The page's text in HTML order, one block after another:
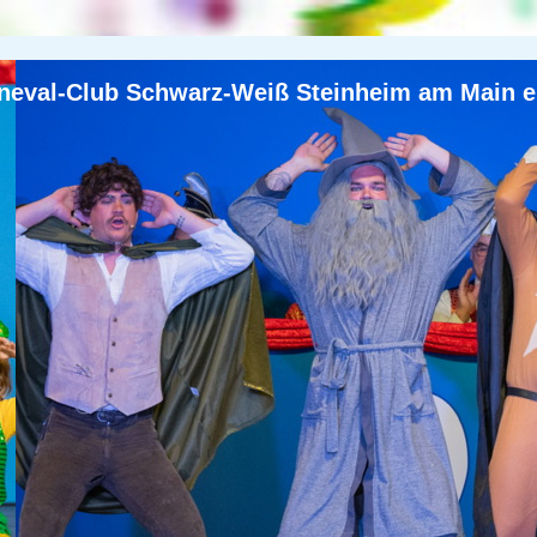
Club Schwarz-Weiß Steinheim am Main